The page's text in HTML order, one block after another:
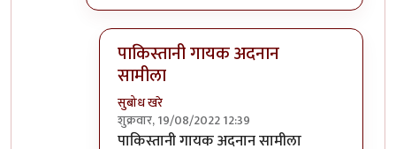
पाकिस्तानी गायक अदनान
सामीला
सुबोध खरे
शुक्रवार, 19/08/2022 12:39
In reply toदुर्दैवाने याच जपु लोकाना
पाकिस्तानी गायक अदनान सामीला